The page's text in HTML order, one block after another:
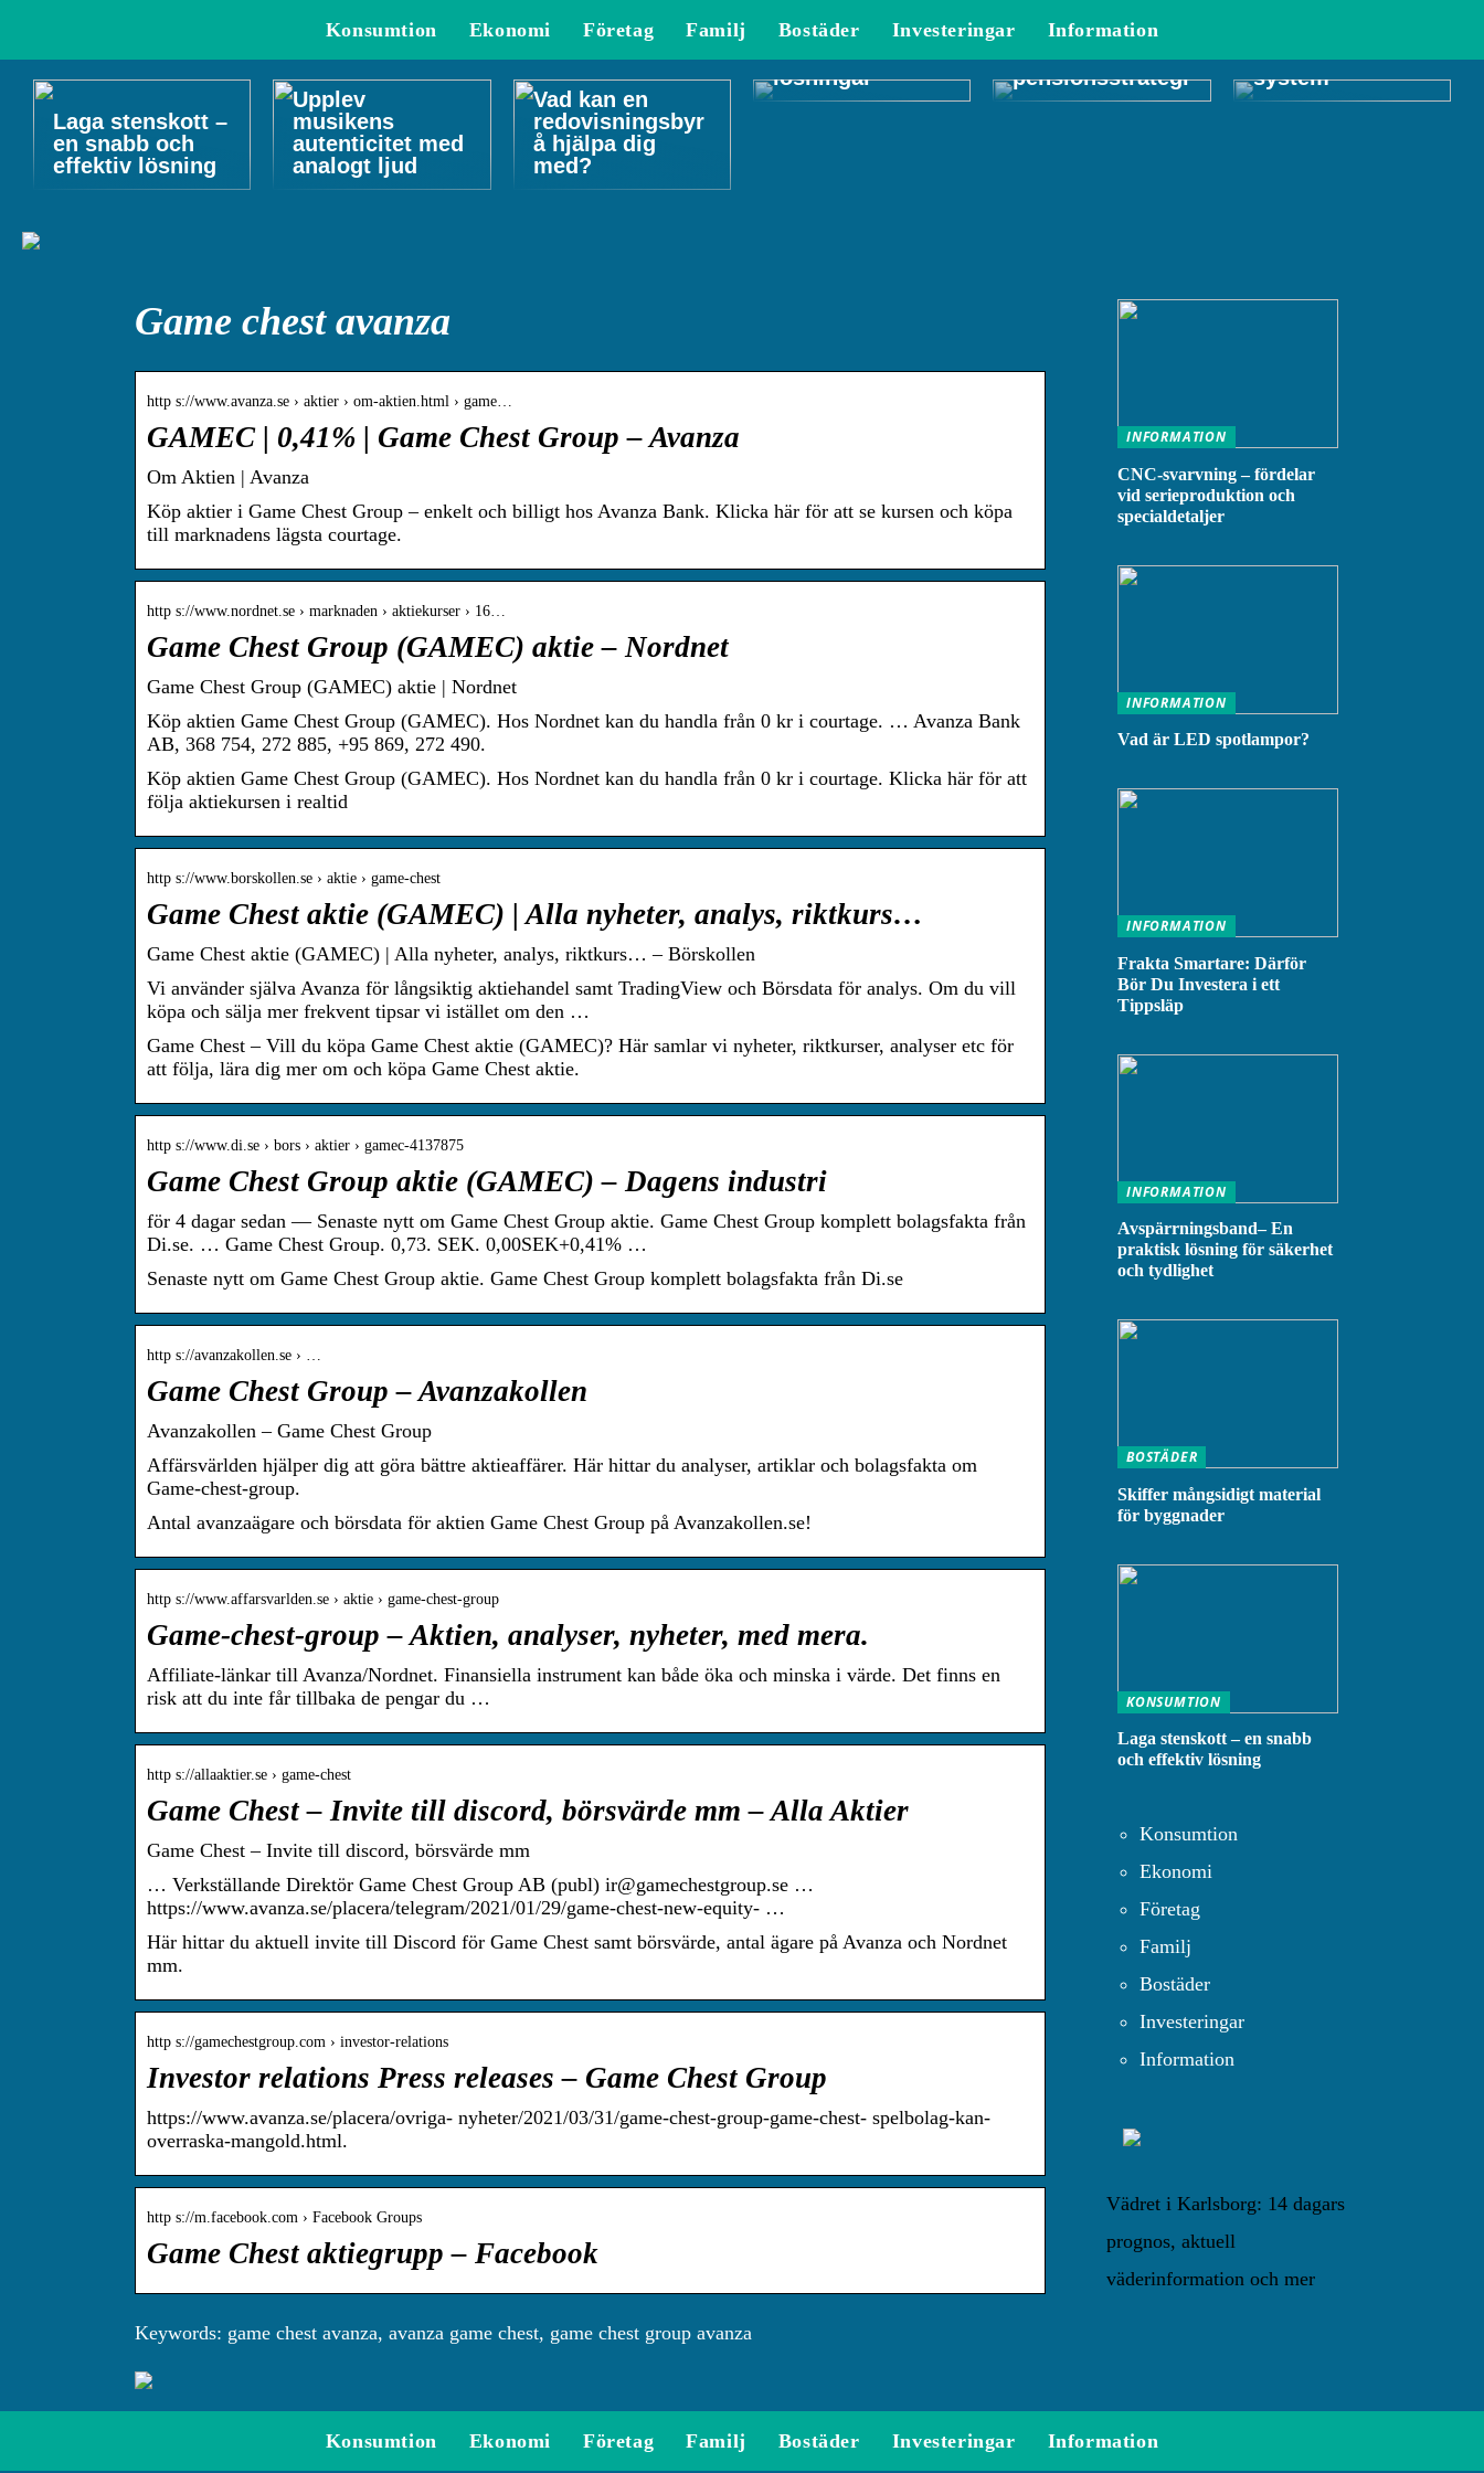
Konsumtion Ekonomi Företag Familj Bostäder Investeringar Information
Laga stenskott –
en snabb och
effektiv lösning
Upplev
musikens
autenticitet med
analogt ljud
Vad kan en
redovisningsbyr
å hjälpa dig
med?
gen: En titt på
moderna
lösningar
man skapar en
effektiv
pensionsstrategi
veta om CRM-
system
Game chest avanza
http s://www.avanza.se › aktier › om-aktien.html › game…
GAMEC | 0,41% | Game Chest Group – Avanza
Om Aktien | Avanza
Köp aktier i Game Chest Group – enkelt och billigt hos Avanza Bank. Klicka här för att se kursen och köpa
till marknadens lägsta courtage.
http s://www.nordnet.se › marknaden › aktiekurser › 16…
Game Chest Group (GAMEC) aktie – Nordnet
Game Chest Group (GAMEC) aktie | Nordnet
Köp aktien Game Chest Group (GAMEC). Hos Nordnet kan du handla från 0 kr i courtage. … Avanza Bank
AB, 368 754, 272 885, +95 869, 272 490.
Köp aktien Game Chest Group (GAMEC). Hos Nordnet kan du handla från 0 kr i courtage. Klicka här för att
följa aktiekursen i realtid
http s://www.borskollen.se › aktie › game-chest
Game Chest aktie (GAMEC) | Alla nyheter, analys, riktkurs…
Game Chest aktie (GAMEC) | Alla nyheter, analys, riktkurs… – Börskollen
Vi använder själva Avanza för långsiktig aktiehandel samt TradingView och Börsdata för analys. Om du vill
köpa och sälja mer frekvent tipsar vi istället om den …
Game Chest – Vill du köpa Game Chest aktie (GAMEC)? Här samlar vi nyheter, riktkurser, analyser etc för
att följa, lära dig mer om och köpa Game Chest aktie.
http s://www.di.se › bors › aktier › gamec-4137875
Game Chest Group aktie (GAMEC) – Dagens industri
för 4 dagar sedan — Senaste nytt om Game Chest Group aktie. Game Chest Group komplett bolagsfakta från
Di.se. … Game Chest Group. 0,73. SEK. 0,00SEK+0,41% …
Senaste nytt om Game Chest Group aktie. Game Chest Group komplett bolagsfakta från Di.se
http s://avanzakollen.se › …
Game Chest Group – Avanzakollen
Avanzakollen – Game Chest Group
Affärsvärlden hjälper dig att göra bättre aktieaffärer. Här hittar du analyser, artiklar och bolagsfakta om
Game-chest-group.
Antal avanzaägare och börsdata för aktien Game Chest Group på Avanzakollen.se!
http s://www.affarsvarlden.se › aktie › game-chest-group
Game-chest-group – Aktien, analyser, nyheter, med mera.
Affiliate-länkar till Avanza/Nordnet. Finansiella instrument kan både öka och minska i värde. Det finns en
risk att du inte får tillbaka de pengar du …
http s://allaaktier.se › game-chest
Game Chest – Invite till discord, börsvärde mm – Alla Aktier
Game Chest – Invite till discord, börsvärde mm
… Verkställande Direktör Game Chest Group AB (publ) ir@gamechestgroup.se …
https://www.avanza.se/placera/telegram/2021/01/29/game-chest-new-equity- …
Här hittar du aktuell invite till Discord för Game Chest samt börsvärde, antal ägare på Avanza och Nordnet
mm.
http s://gamechestgroup.com › investor-relations
Investor relations Press releases – Game Chest Group
https://www.avanza.se/placera/ovriga- nyheter/2021/03/31/game-chest-group-game-chest- spelbolag-kan-
overraska-mangold.html.
http s://m.facebook.com › Facebook Groups
Game Chest aktiegrupp – Facebook
Keywords: game chest avanza, avanza game chest, game chest group avanza
INFORMATION
CNC-svarvning – fördelar
vid serieproduktion och
specialdetaljer
INFORMATION
Vad är LED spotlampor?
INFORMATION
Frakta Smartare: Därför
Bör Du Investera i ett
Tippsläp
INFORMATION
Avspärrningsband– En
praktisk lösning för säkerhet
och tydlighet
BOSTÄDER
Skiffer mångsidigt material
för byggnader
KONSUMTION
Laga stenskott – en snabb
och effektiv lösning
Konsumtion
Ekonomi
Företag
Familj
Bostäder
Investeringar
Information
Vädret i Karlsborg: 14 dagars
prognos, aktuell
väderinformation och mer
Konsumtion Ekonomi Företag Familj Bostäder Investeringar Information